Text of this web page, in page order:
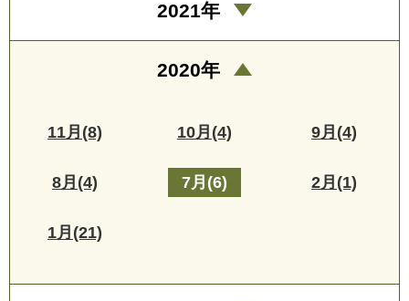
2021年
2020年
11月(8) 10月(4) 9月(4)
8月(4) 7月(6) 2月(1)
1月(21)